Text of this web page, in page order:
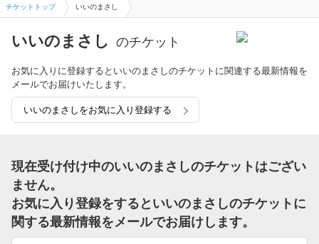
チケットトップ いいのまさし
いいのまさし のチケット
お気に入りに登録するといいのまさしのチケットに関連する最新情報を
メールでお届けいたします。
いいのまさしをお気に入り登録する
現在受け付け中のいいのまさしのチケットはござい
ません。
お気に入り登録をするといいのまさしのチケットに
関する最新情報をメールでお届けします。